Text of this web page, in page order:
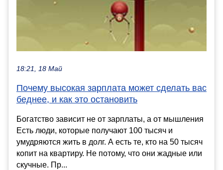
18:21, 18 Май
Почему высокая зарплата может сделать вас
беднее, и как это остановить
Богатство зависит не от зарплаты, а от мышления
Есть люди, которые получают 100 тысяч и
умудряются жить в долг. А есть те, кто на 50 тысяч
копит на квартиру. Не потому, что они жадные или
скучные. Пр...